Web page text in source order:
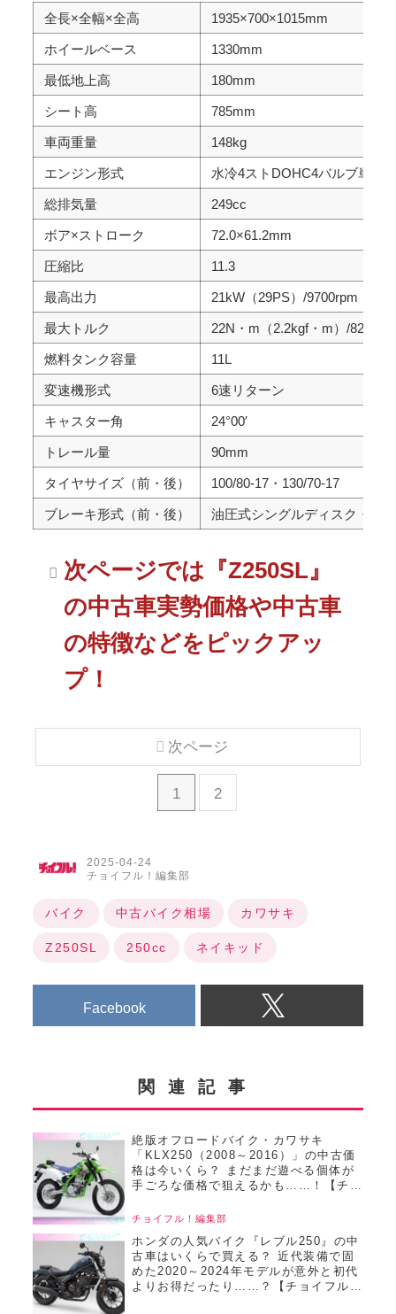
全長×全幅×全高 1935×700×1015mm
ホイールベース 1330mm
最低地上高 180mm
シート高 785mm
車両重量 148kg
エンジン形式 水冷4ストDOHC4バルブ単気
総排気量 249cc
ボア×ストローク 72.0×61.2mm
圧縮比 11.3
最高出力 21kW（29PS）/9700rpm
最大トルク 22N・m（2.2kgf・m）/
燃料タンク容量 11L
変速機形式 6速リターン
キャスター角 24°00′
トレール量 90mm
タイヤサイズ（前・後） 100/80-17・130/70-17
ブレーキ形式（前・後） 油圧式シングルディスク・油
次ページでは『Z250SL』
の中古車実勢価格や中古車
の特徴などをピックアッ
プ！
1 2
次ページ
2025-04-24
チョイフル！編集部
バイク 中古バイク相場 カワサキ
Z250SL 250cc ネイキッド
Facebook
関連記事
絶版オフロードバイク・カワサキ
「KLX250（2008～2016）」の中古価
格は今いくら？ まだまだ遊べる個体が
手ごろな価格で狙えるかも……！【チョ
チ／22025年8月版】
チョイフル！編集部
ホンダの人気バイク『レブル250』の中
古車はいくらで買える？ 近代装備で固
めた2020～2024年モデルが意外と初代
よりお得だったり……？【チョイフル！